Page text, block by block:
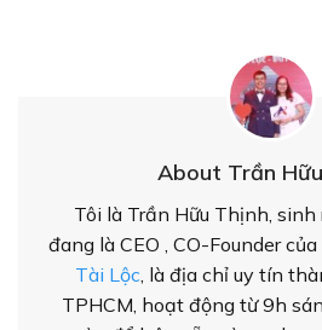
About Trần
Tôi là Trần Hữu Thịnh, sinh
đang là CEO , CO-Founder
Tài Lộc , là địa chỉ uy tín
TPHCM, hoạt động từ 9h